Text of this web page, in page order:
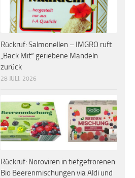
Rückruf: Salmonellen – IMGRO ruft
„Back Mit“ geriebene Mandeln
zurück
28 JULI, 2026
Rückruf: Noroviren in tiefgefrorenen
Bio Beerenmischungen via Aldi und